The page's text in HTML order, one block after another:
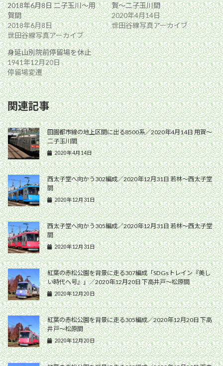
2018年6月8日 二子玉川〜用
賀間
2018年6月8日
世田谷線写真アーカイブ
賀〜二子玉川間
2020年4月14日
世田谷線写真アーカイブ
身延山別院前停留場を休止
1941年12月20日
停留場変遷
関連記事
田園都市線の地上区間に出る8500系／2020年4月14日 用賀〜
二子玉川間
2020年4月14日
西太子堂へ向かう302編成／2020年12月31日 若林〜西太子堂
間
2020年12月31日
西太子堂へ向かう305編成／2020年12月31日 若林〜西太子堂
間
2020年12月31日
紅葉の赤松公園を背景に走る307編成「SDGsトレイン『美し
い時代へ号』」／2020年12月20日 下高井戸〜松原間
2020年12月20日
紅葉の赤松公園を背景に走る305編成／2020年12月20日 下高
井戸〜松原間
2020年12月20日